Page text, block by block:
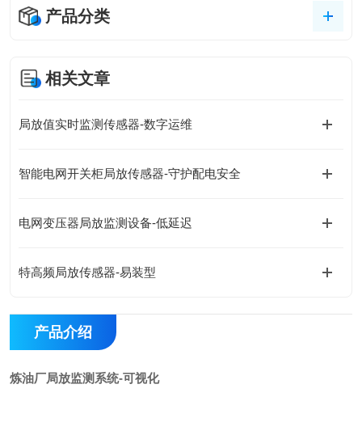
产品分类
相关文章
局放值实时监测传感器-数字运维
智能电网开关柜局放传感器-守护配电安全
电网变压器局放监测设备-低延迟
特高频局放传感器-易装型
产品介绍
炼油厂局放监测系统-可视化